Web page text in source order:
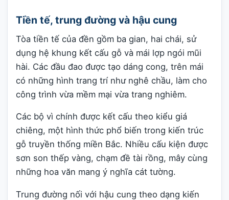
Tiền tế, trung đường và hậu cung
Tòa tiền tế của đền gồm ba gian, hai chái, sử
dụng hệ khung kết cấu gỗ và mái lợp ngói mũi
hài. Các đầu đao được tạo dáng cong, trên mái
có những hình trang trí như nghê chầu, làm cho
công trình vừa mềm mại vừa trang nghiêm.
Các bộ vì chính được kết cấu theo kiểu giá
chiêng, một hình thức phổ biến trong kiến trúc
gỗ truyền thống miền Bắc. Nhiều cấu kiện được
sơn son thếp vàng, chạm đề tài rồng, mây cùng
những hoa văn mang ý nghĩa cát tường.
Trung đường nối với hậu cung theo dạng kiến